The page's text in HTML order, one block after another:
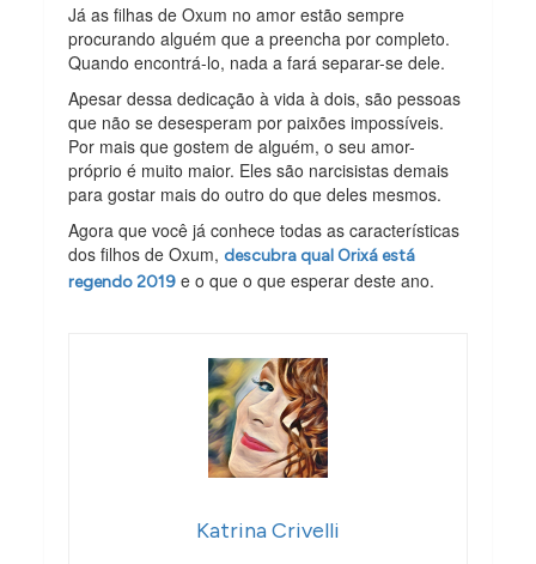
Já as filhas de Oxum no amor estão sempre
procurando alguém que a preencha por completo.
Quando encontrá-lo, nada a fará separar-se dele.
Apesar dessa dedicação à vida à dois, são pessoas
que não se desesperam por paixões impossíveis.
Por mais que gostem de alguém, o seu amor-
próprio é muito maior. Eles são narcisistas demais
para gostar mais do outro do que deles mesmos.
Agora que você já conhece todas as características
dos filhos de Oxum,descubra qual Orixá está
regendo 2019 e o que o que esperar deste ano.
Katrina Crivelli